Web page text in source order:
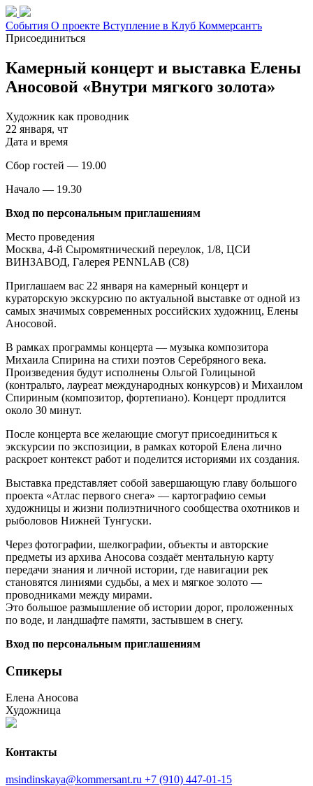
События О проекте Вступление в Клуб Коммерсантъ
Присоединиться
Камерный концерт и выставка Елены
Аносовой «Внутри мягкого золота»
Художник как проводник
22 января, чт
Дата и время
Сбор гостей — 19.00
Начало — 19.30
Вход по персональным приглашениям
Место проведения
Москва, 4-й Сыромятнический переулок, 1/8, ЦСИ
ВИНЗАВОД, Галерея PENNLAB (С8)
Приглашаем вас 22 января на камерный концерт и
кураторскую экскурсию по актуальной выставке от одной из
самых значимых современных российских художниц, Елены
Аносовой.
В рамках программы концерта — музыка композитора
Михаила Спирина на стихи поэтов Серебряного века.​​
Произведения будут исполнены Ольгой Голицыной
(контральто, лауреат международных конкурсов) и Михаилом
Спириным (композитор, фортепиано). Концерт продлится
около 30 минут.​
После концерта все желающие смогут присоединиться к
экскурсии по экспозиции, в рамках которой Елена лично
раскроет контекст работ и поделится историями их создания.
Выставка представляет собой завершающую главу большого
проекта «Атлас первого снега» — картографию семьи
художницы и жизни полиэтничного сообщества охотников и
рыболовов Нижней Тунгуски.
Через фотографии, шелкографии, объекты и авторские
предметы из архива Аносова создаёт ментальную карту
передачи знания и личной истории, где навигации рек
становятся линиями судьбы, а мех и мягкое золото —
проводниками между мирами.
Это большое размышление об истории дорог, проложенных
по воде, и ландшафте памяти, застывшем в снегу.
Вход по персональным приглашениям
Спикеры
Елена Аносова
Художница
Контакты
msindinskaya@kommersant.ru +7 (910) 447-01-15